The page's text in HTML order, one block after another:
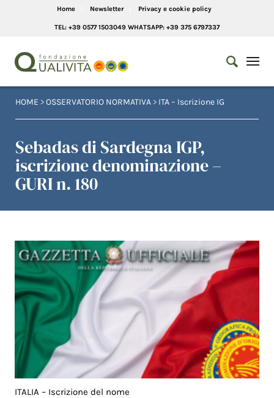
Home Newsletter Privacy e cookie policy
TEL: +39 0577 1503049 WHATSAPP: +39 375 6797337
HOME >OSSERVATORIO NORMATIVA > ITA – Iscrizione IG
Sebadas di Sardegna IGP,
iscrizione denominazione –
GURI n. 180
ITALIA – Iscrizione del nome